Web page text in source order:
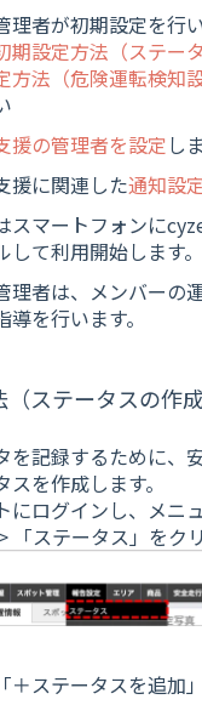
理者が初期設定を行い
期設定方法（ステー
方法（危険運転検知設
援の管理者を設定し
援に関連した通知設
スマートフォンに
して利用開始します。
理者は、メンバーの
を行います。
ステータスの作成
を記録するために、
スを作成します。
にログインし、メニ
「ステータス」をク
＋ステータスを追加